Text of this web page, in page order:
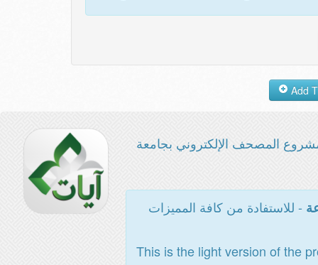
المصحف الإلكتروني بجامعة
- للاستفادة من كافة المميزات
This is the light version of the